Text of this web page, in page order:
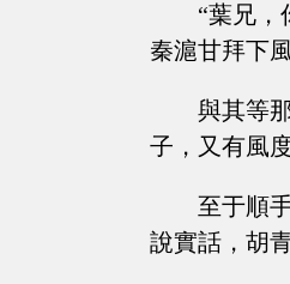
“葉兄，
秦滬甘拜下風
與其等
子，又有風度
至于順
說實話，胡